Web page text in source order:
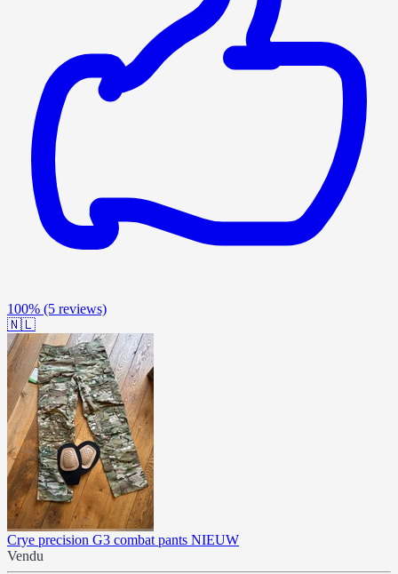
100% (5 reviews)
🇳🇱
Crye precision G3 combat pants NIEUW
Vendu